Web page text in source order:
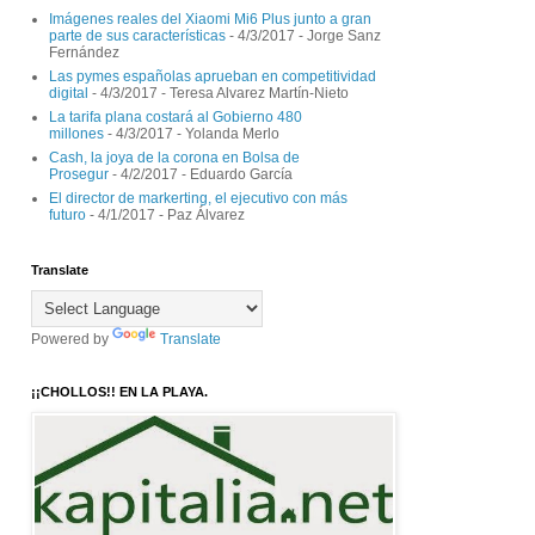
Imágenes reales del Xiaomi Mi6 Plus junto a gran
parte de sus características - 4/3/2017 - Jorge Sanz
Fernández
Las pymes españolas aprueban en competitividad
digital - 4/3/2017 - Teresa Alvarez Martín-Nieto
La tarifa plana costará al Gobierno 480
millones - 4/3/2017 - Yolanda Merlo
Cash, la joya de la corona en Bolsa de
Prosegur - 4/2/2017 - Eduardo García
El director de markerting, el ejecutivo con más
futuro - 4/1/2017 - Paz Álvarez
Translate
Powered by Translate
¡¡CHOLLOS!! EN LA PLAYA.